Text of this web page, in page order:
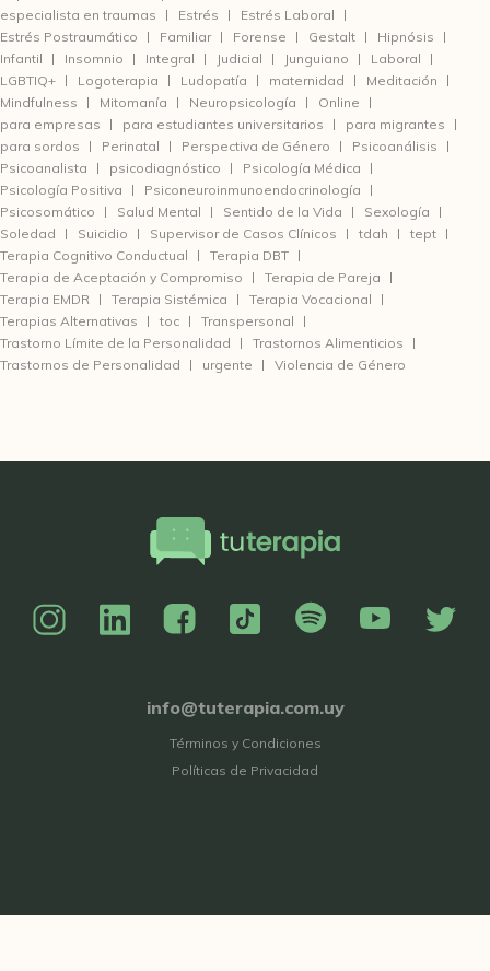
especialista en traumas
Estrés
Estrés Laboral
Estrés Postraumático
Familiar Forense Gestalt
Hipnósis
Infantil
Insomnio Integral Judicial Junguiano
Laboral
LGBTIQ+
Logoterapia Ludopatía maternidad
Meditación
Mindfulness
Mitomanía Neuropsicología
Online
para empresas
para estudiantes universitarios
para migrantes
para sordos
Perinatal Perspectiva de Género
Psicoanálisis
Psicoanalista
psicodiagnóstico
Psicología Médica
Psicología Positiva
Psiconeuroinmunoendocrinología
Psicosomático
Salud Mental Sentido de la Vida
Sexología
Soledad
Suicidio Supervisor de Casos Clínicos tdah
tept
Terapia Cognitivo Conductual
Terapia DBT
Terapia de Aceptación y Compromiso
Terapia de Pareja
Terapia EMDR
Terapia Sistémica
Terapia Vocacional
Terapias Alternativas
toc
Transpersonal
Trastorno Límite de la Personalidad
Trastornos Alimenticios
Trastornos de Personalidad
urgente Violencia de Género
info@tuterapia.com.uy
Términos y Condiciones
Políticas de Privacidad